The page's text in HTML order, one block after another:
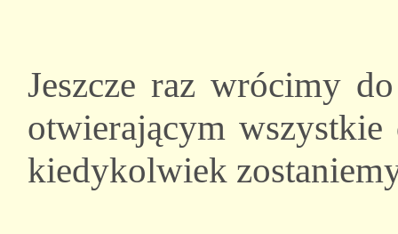
Jeszcze raz wrócimy
otwierającym
kiedykolwiek